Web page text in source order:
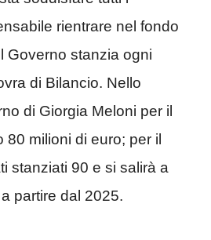
rientrare nel fondo
Governo stanzia ogni
di Bilancio. Nello
di Giorgia Meloni per il
80 milioni di euro; per il
stanziati 90 e si salirà a
partire dal 2025.